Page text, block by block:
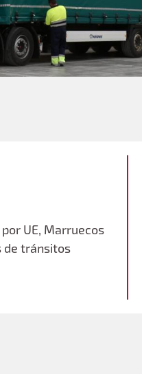
UE, Marruecos
de tránsitos